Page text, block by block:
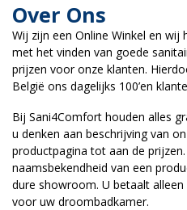
Over Ons
Wij zijn een Online Winkel en
met het vinden van goede
prijzen voor onze klanten.
België ons dagelijks 100’en
Bij Sani4Comfort houden alles
u denken aan beschrijving van
productpagina tot aan de
naamsbekendheid van een
dure showroom. U betaalt
voor uw droombadkamer.